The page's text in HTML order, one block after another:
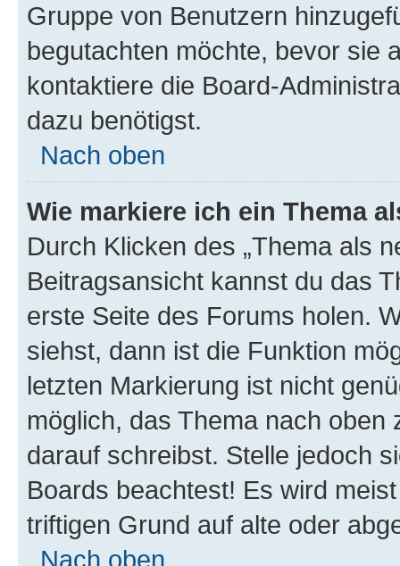
Gruppe von Benutzern
begutachten möchte, bevor sie
kontaktiere die Board-
dazu benötigst.
Nach oben
Wie markiere ich ein Thema
Durch Klicken des „Thema als
Beitragsansicht kannst du das
erste Seite des Forums holen.
siehst, dann ist die Funktion
letzten Markierung ist nicht
möglich, das Thema nach oben
darauf schreibst. Stelle jedoch
Boards beachtest! Es wird
triftigen Grund auf alte oder
Nach oben